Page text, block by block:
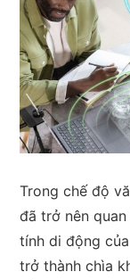
Trong chế độ
đã trở nên
tính di động
trở thành chìa